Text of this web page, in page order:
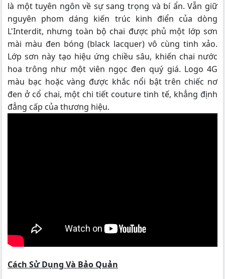
là một tuyên ngôn về sự sang trọng và bí ẩn. Vẫn giữ
nguyên phom dáng kiến trúc kinh điển của dòng
L'Interdit, nhưng toàn bộ chai được phủ một lớp sơn
mài màu đen bóng (black lacquer) vô cùng tinh xảo.
Lớp sơn này tạo hiệu ứng chiều sâu, khiến chai nước
hoa trông như một viên ngọc đen quý giá. Logo 4G
màu bạc hoặc vàng được khắc nổi bật trên chiếc nơ
đen ở cổ chai, một chi tiết couture tinh tế, khẳng định
đẳng cấp của thương hiệu.
Cách Sử Dụng Và Bảo Quản